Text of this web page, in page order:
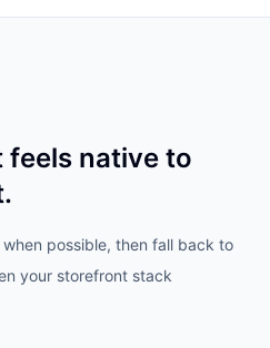
native to
possible, then fall back to
your storefront stack